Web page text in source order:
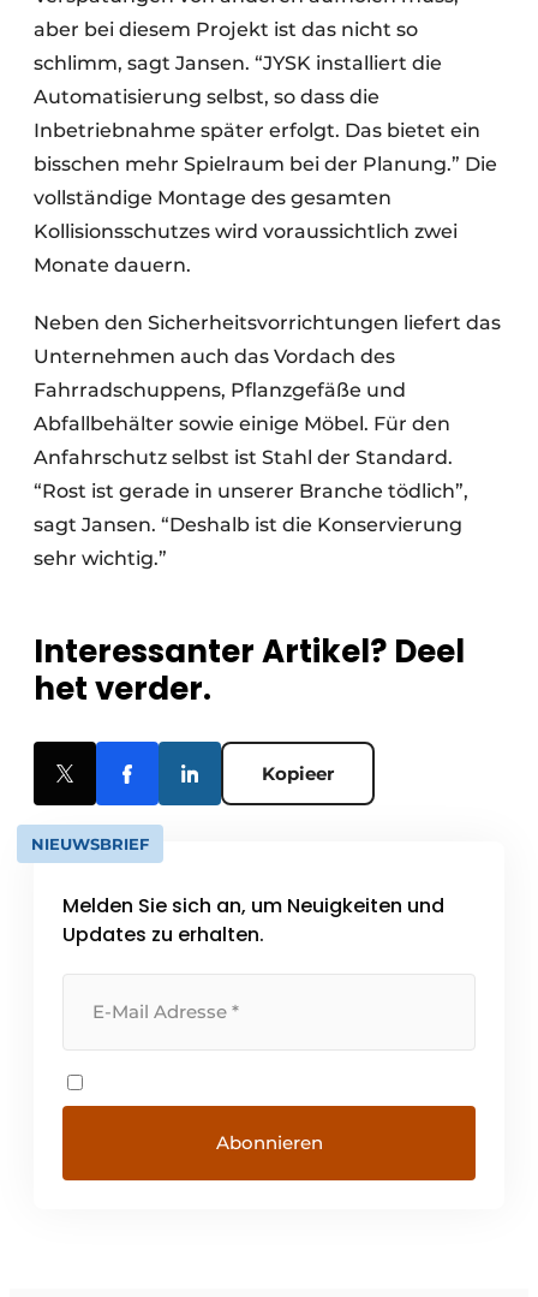
aber bei diesem Projekt ist das nicht so
schlimm, sagt Jansen. “JYSK installiert die
Automatisierung selbst, so dass die
Inbetriebnahme später erfolgt. Das bietet ein
bisschen mehr Spielraum bei der Planung.” Die
vollständige Montage des gesamten
Kollisionsschutzes wird voraussichtlich zwei
Monate dauern.
Neben den Sicherheitsvorrichtungen liefert das
Unternehmen auch das Vordach des
Fahrradschuppens, Pflanzgefäße und
Abfallbehälter sowie einige Möbel. Für den
Anfahrschutz selbst ist Stahl der Standard.
“Rost ist gerade in unserer Branche tödlich”,
sagt Jansen. “Deshalb ist die Konservierung
sehr wichtig.”
Interessanter Artikel? Deel
het verder.
Kopieer
NIEUWSBRIEF
Melden Sie sich an, um Neuigkeiten und
Updates zu erhalten.